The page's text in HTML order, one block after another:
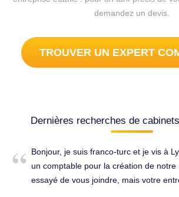
demandez un devis.
TROUVER UN EXPERT
Dernières recherches de
Bonjour, je suis franco-turc et je vis à
un comptable pour la création de
essayé de vous joindre, mais votre